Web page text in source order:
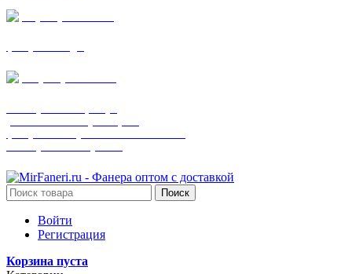
Поиск
Войти
Регистрация
Корзина пуста